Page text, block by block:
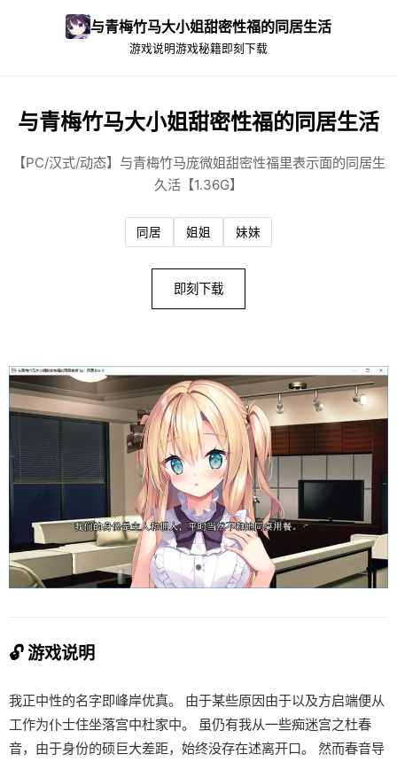
与青梅竹马大小姐甜密性福的同居生活
游戏说明游戏秘籍 即刻下载
与青梅竹马大小姐甜密性福的同居生活
【PC/汉式/动态】与青梅竹马庞微姐甜密性福里表示面的同居生
久活【1.36G】
同居 姐姐 妹妹
即刻下载
🔓 游戏说明
我正中性的名字即峰岸优真。 由于某些原因由于以及方启端便从
工作为仆士住坐落宫中杜家中。 虽仍有我从一些痴迷宫之杜春
音，由于身份的硕巨大差距，始终没存在述离开口。 然而春音导